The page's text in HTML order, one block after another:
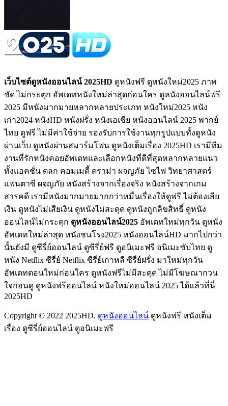
เว็บไซต์ดูหนังออนไลน์ 2025HD ดูหนังฟรี ดูหนังใหม่2025 ภาพ
ชัด ไม่กระตุก อัพเดทหนังใหม่ล่าสุดก่อนใคร ดูหนังออนไลน์ฟรี
2025 มีหนังมากมายหลากหลายประเภท หนังใหม่2025 หนัง
เก่า2024 หนังHD หนังฝรั่ง หนังเอเชีย หนังออนไลน์ 2025 พากย์
ไทย ดูฟรี ไม่มีค่าใช้จ่าย รองรับการใช้งานทุกรูปแบบทั้งดูหนัง
ผ่านเว็บ ดูหนังผ่านสมาร์มโฟน ดูหนังเต็มเรื่อง 2025HD เรามีทีม
งานที่รักหนังคอยอัพเดทและเลือกหนังที่ดีที่สุดหลากหลายแนว
ทั้งแอคชั่น ตลก คอมเมดี้ ดราม่า ผจญภัย ไซไฟ วิทยาศาสตร์
แฟนตาซี ผจญภัย หนังสร้างจากเรื่องจริง หนังสร้างจากเกม
สารคดี เรามีหนังมากมายมากกว่าหมื่นเรื่องให้ดูฟรี ไม่ต้องเสีย
เงิน ดูหนังไม่เสียเงิน ดูหนังไม่สะดุด ดูหนังถูกลิขสิทธิ์ ดูหนัง
ออนไลน์ไม่กระตุก ดูหนังออนไลน์2025 อัพเดทใหม่ทุกวัน ดูหนัง
อัพเดทใหม่ล่าสุด หนังชนโรง2025 หนังออนไลน์HD มากไปกว่า
นั้นยังมี ดูซีรี่ย์ออนไลน์ ดูซีรี่ย์ฟรี ดูอนิเมะฟรี อนิเมะซับไทย ดู
หนัง Netflix ซีรี่ย์ Netflix ซีรี่ย์เกาหลี ซีรี่ย์ฝรั่ง มาใหม่ทุกวัน
อัพเดทตอนใหม่ก่อนใคร ดูหนังฟรีไม่มีสะดุด ไม่มีโฆษณากวน
ใจก่อนดู ดูหนังฟรีออนไลน์ หนังใหม่ออนไลน์ 2025 ได้แล้วที่นี่
2025HD
Copyright © 2022 2025HD. ดูหนังออนไลน์ ดูหนังฟรี หนังเต็ม
เรื่อง ดูซีรี่ย์ออนไลน์ ดูอนิเมะฟรี